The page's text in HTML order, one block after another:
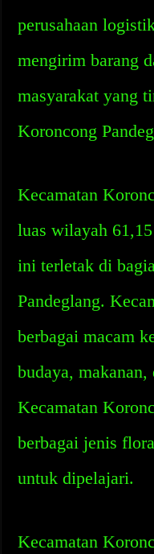
perusahaan
mengirim barang
masyarakat yang
Koroncong
Kecamatan
luas wilayah
ini terletak di
Pandeglang.
berbagai macam
budaya,
Kecamatan
berbagai jenis
untuk dipelajari.
Kecamatan